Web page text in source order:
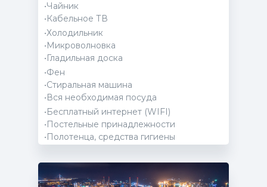
•Чайник
•Кабельное ТВ
•Холодильник
•Микроволновка
•Гладильная доска
•Фен
•Стиральная машина
•Вся необходимая посуда
•Бесплатный интернет (WIFI)
•Постельные принадлежности
•Полотенца, средства гигиены